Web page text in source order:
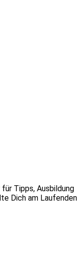
Tipps, Ausbildung
Dich am Laufenden